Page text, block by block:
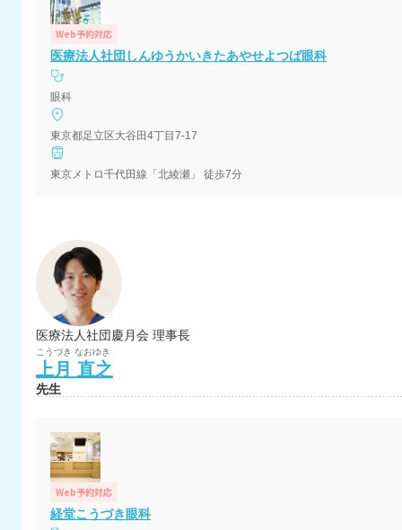
Web予約対応
医療法人社団しんゆうかいきたあやせよつば眼科
眼科
東京都足立区大谷田4丁目7-17
東京メトロ千代田線「北綾瀬」 徒歩7分
医療法人社団慶月会 理事長
こうづき なおゆき
上月 直之
先生
Web予約対応
経堂こうづき眼科